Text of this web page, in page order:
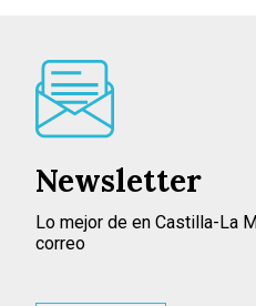
Newsletter
Lo mejor de en Castilla-La
correo